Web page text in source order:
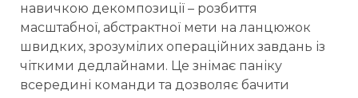
навичкою декомпозиції – розбиття
масштабної, абстрактної мети на ланцюжок
швидких, зрозумілих операційних завдань із
чіткими дедлайнами. Це знімає паніку
всередині команди та дозволяє бачити